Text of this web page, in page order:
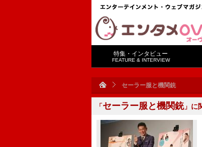
特集・インタビュー
FEATURE & INTERVIEW
セーラー服と機関銃
「セーラー服と機関銃」に